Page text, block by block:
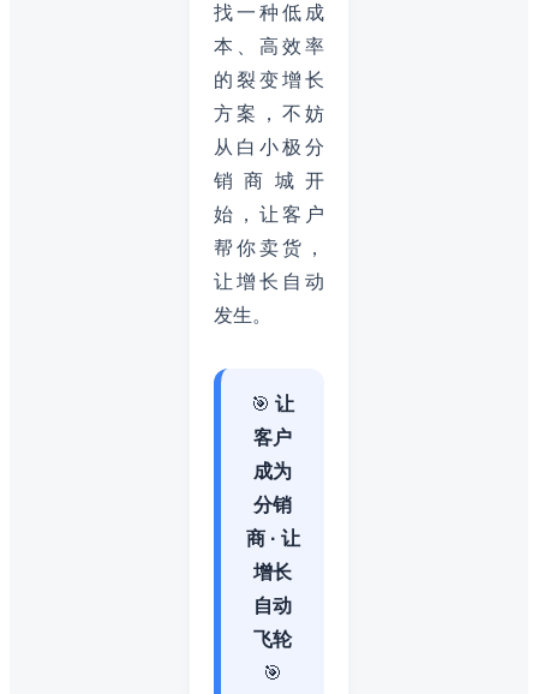
找一种低成
本、高效率
的裂变增长
方案，不妨
从白小极分
销商城开
始，让客户
帮你卖货，
让增长自动
发生。
🎯 让
客户
成为
分销
商 · 让
增长
自动
飞轮
🎯